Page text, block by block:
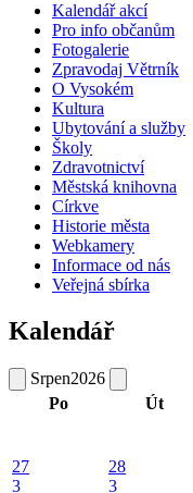
Kalendář akcí
Pro info občanům
Fotogalerie
Zpravodaj Větrník
O Vysokém
Kultura
Ubytování a služby
Školy
Zdravotnictví
Městská knihovna
Církve
Historie města
Webkamery
Informace od nás
Veřejná sbírka
Kalendář
Srpen2026
Po
Út
27
3
28
3